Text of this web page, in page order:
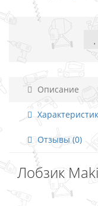
Описание
Отзывы (0)
Лобзик